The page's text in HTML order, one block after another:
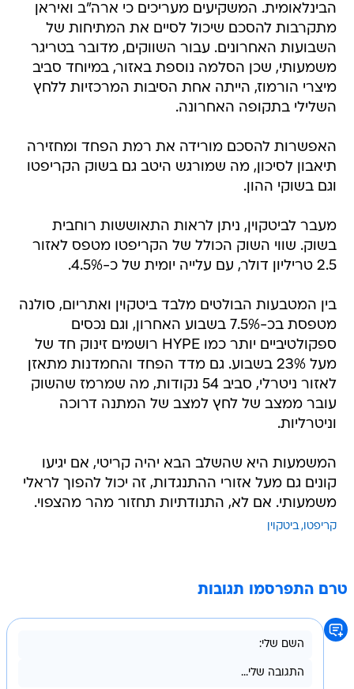
הבינלאומית. המשקיעים מעריכים כי ארה"ב ואיראן
מתקרבות להסכם שיכול לסיים את המתיחות של
השבועות האחרונים. עבור השווקים, מדובר בטריגר
משמעותי, שכן הסלמה נוספת באזור, במיוחד סביב
מיצרי הורמוז, הייתה אחת הסיבות המרכזיות ללחץ
השלילי בתקופה האחרונה.
האפשרות להסכם מורידה את רמת הפחד ומחזירה
תיאבון לסיכון, מה שמורגש היטב גם בשוק הקריפטו
וגם בשוקי ההון.
מעבר לביטקוין, ניתן לראות התאוששות רוחבית
בשוק. שווי השוק הכולל של הקריפטו מטפס לאזור
2.5 טריליון דולר, עם עלייה יומית של כ-4.5%.
בין המטבעות הבולטים מלבד ביטקוין ואתריום, סולנה
מטפסת בכ-7.5% בשבוע האחרון, וגם נכסים
ספקולטיביים יותר כמו HYPE רושמים זינוק חד של
מעל 23% בשבוע. גם מדד הפחד והחמדנות מתאזן
לאזור ניטרלי, סביב 54 נקודות, מה שמרמז שהשוק
עובר ממצב של לחץ למצב של המתנה דרוכה
וניטרליות.
המשמעות היא שהשלב הבא יהיה קריטי, אם יגיעו
קונים גם מעל אזורי ההתנגדות, זה יכול להפוך לראלי
משמעותי. אם לא, התנודתיות תחזור מהר מהצפוי.
קריפטו ביטקוין
טרם התפרסמו תגובות